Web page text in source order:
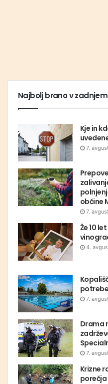
Najbolj brano v
Kje in
7.
občine
7.
Že 10
4.
potrebe
7.
Drama
7.
Krizne
porečja